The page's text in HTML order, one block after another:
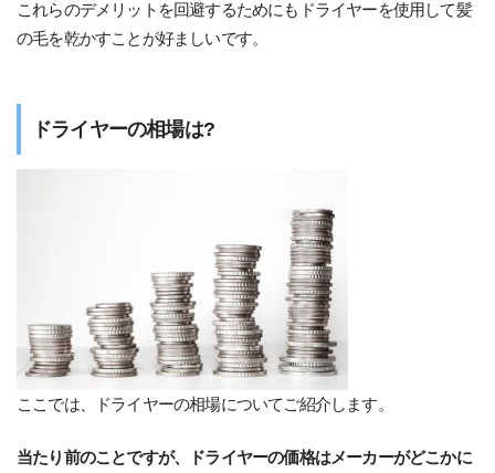
これらのデメリットを回避するためにもドライヤーを使用して髪
の毛を乾かすことが好ましいです。
ドライヤーの相場は?
ここでは、ドライヤーの相場についてご紹介します。
当たり前のことですが、ドライヤーの価格はメーカーがどこかに